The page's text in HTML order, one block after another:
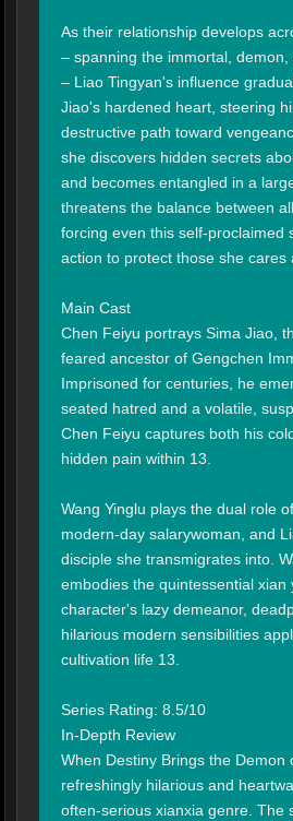
As their relationship develops
– spanning the immortal,
– Liao Tingyan's influence
Jiao's hardened heart, steering
destructive path toward
she discovers hidden secrets
and becomes entangled in a
threatens the balance between
forcing even this self-proclaimed
action to protect those she cares
Main Cast
Chen Feiyu portrays Sima Jiao,
feared ancestor of Gengchen
Imprisoned for centuries, he
seated hatred and a volatile,
Chen Feiyu captures both his
hidden pain within 13.
Wang Yinglu plays the dual role
modern-day salarywoman, and
disciple she transmigrates into.
embodies the quintessential xian
character's lazy demeanor,
hilarious modern sensibilities
cultivation life 13.
Series Rating: 8.5/10
In-Depth Review
When Destiny Brings the Demon
refreshingly hilarious and
often-serious xianxia genre. The